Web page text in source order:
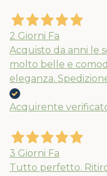
2 Giorni Fa
Acquisto da anni le
molto belle e
eleganza.
Acquirente
3 Giorni Fa
Tutto perfetto.
Usa il coupon